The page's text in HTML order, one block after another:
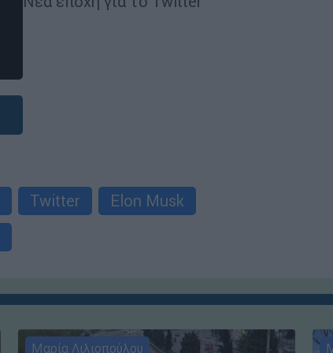
Twitter
Elon Musk
Μαρία Λιλιοπούλου